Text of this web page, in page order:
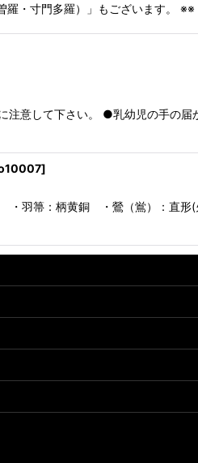
門多羅）」もございます。 ※※
意して下さい。 ●乳幼児の手の届
]
箒：柄黄銅 ・鶯（鴬）：直形(